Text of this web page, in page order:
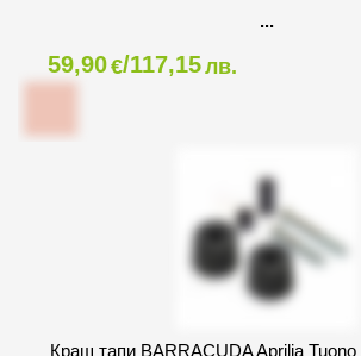
59,90€/117,15лв.
Краш тапи BARRACUDA Aprilia